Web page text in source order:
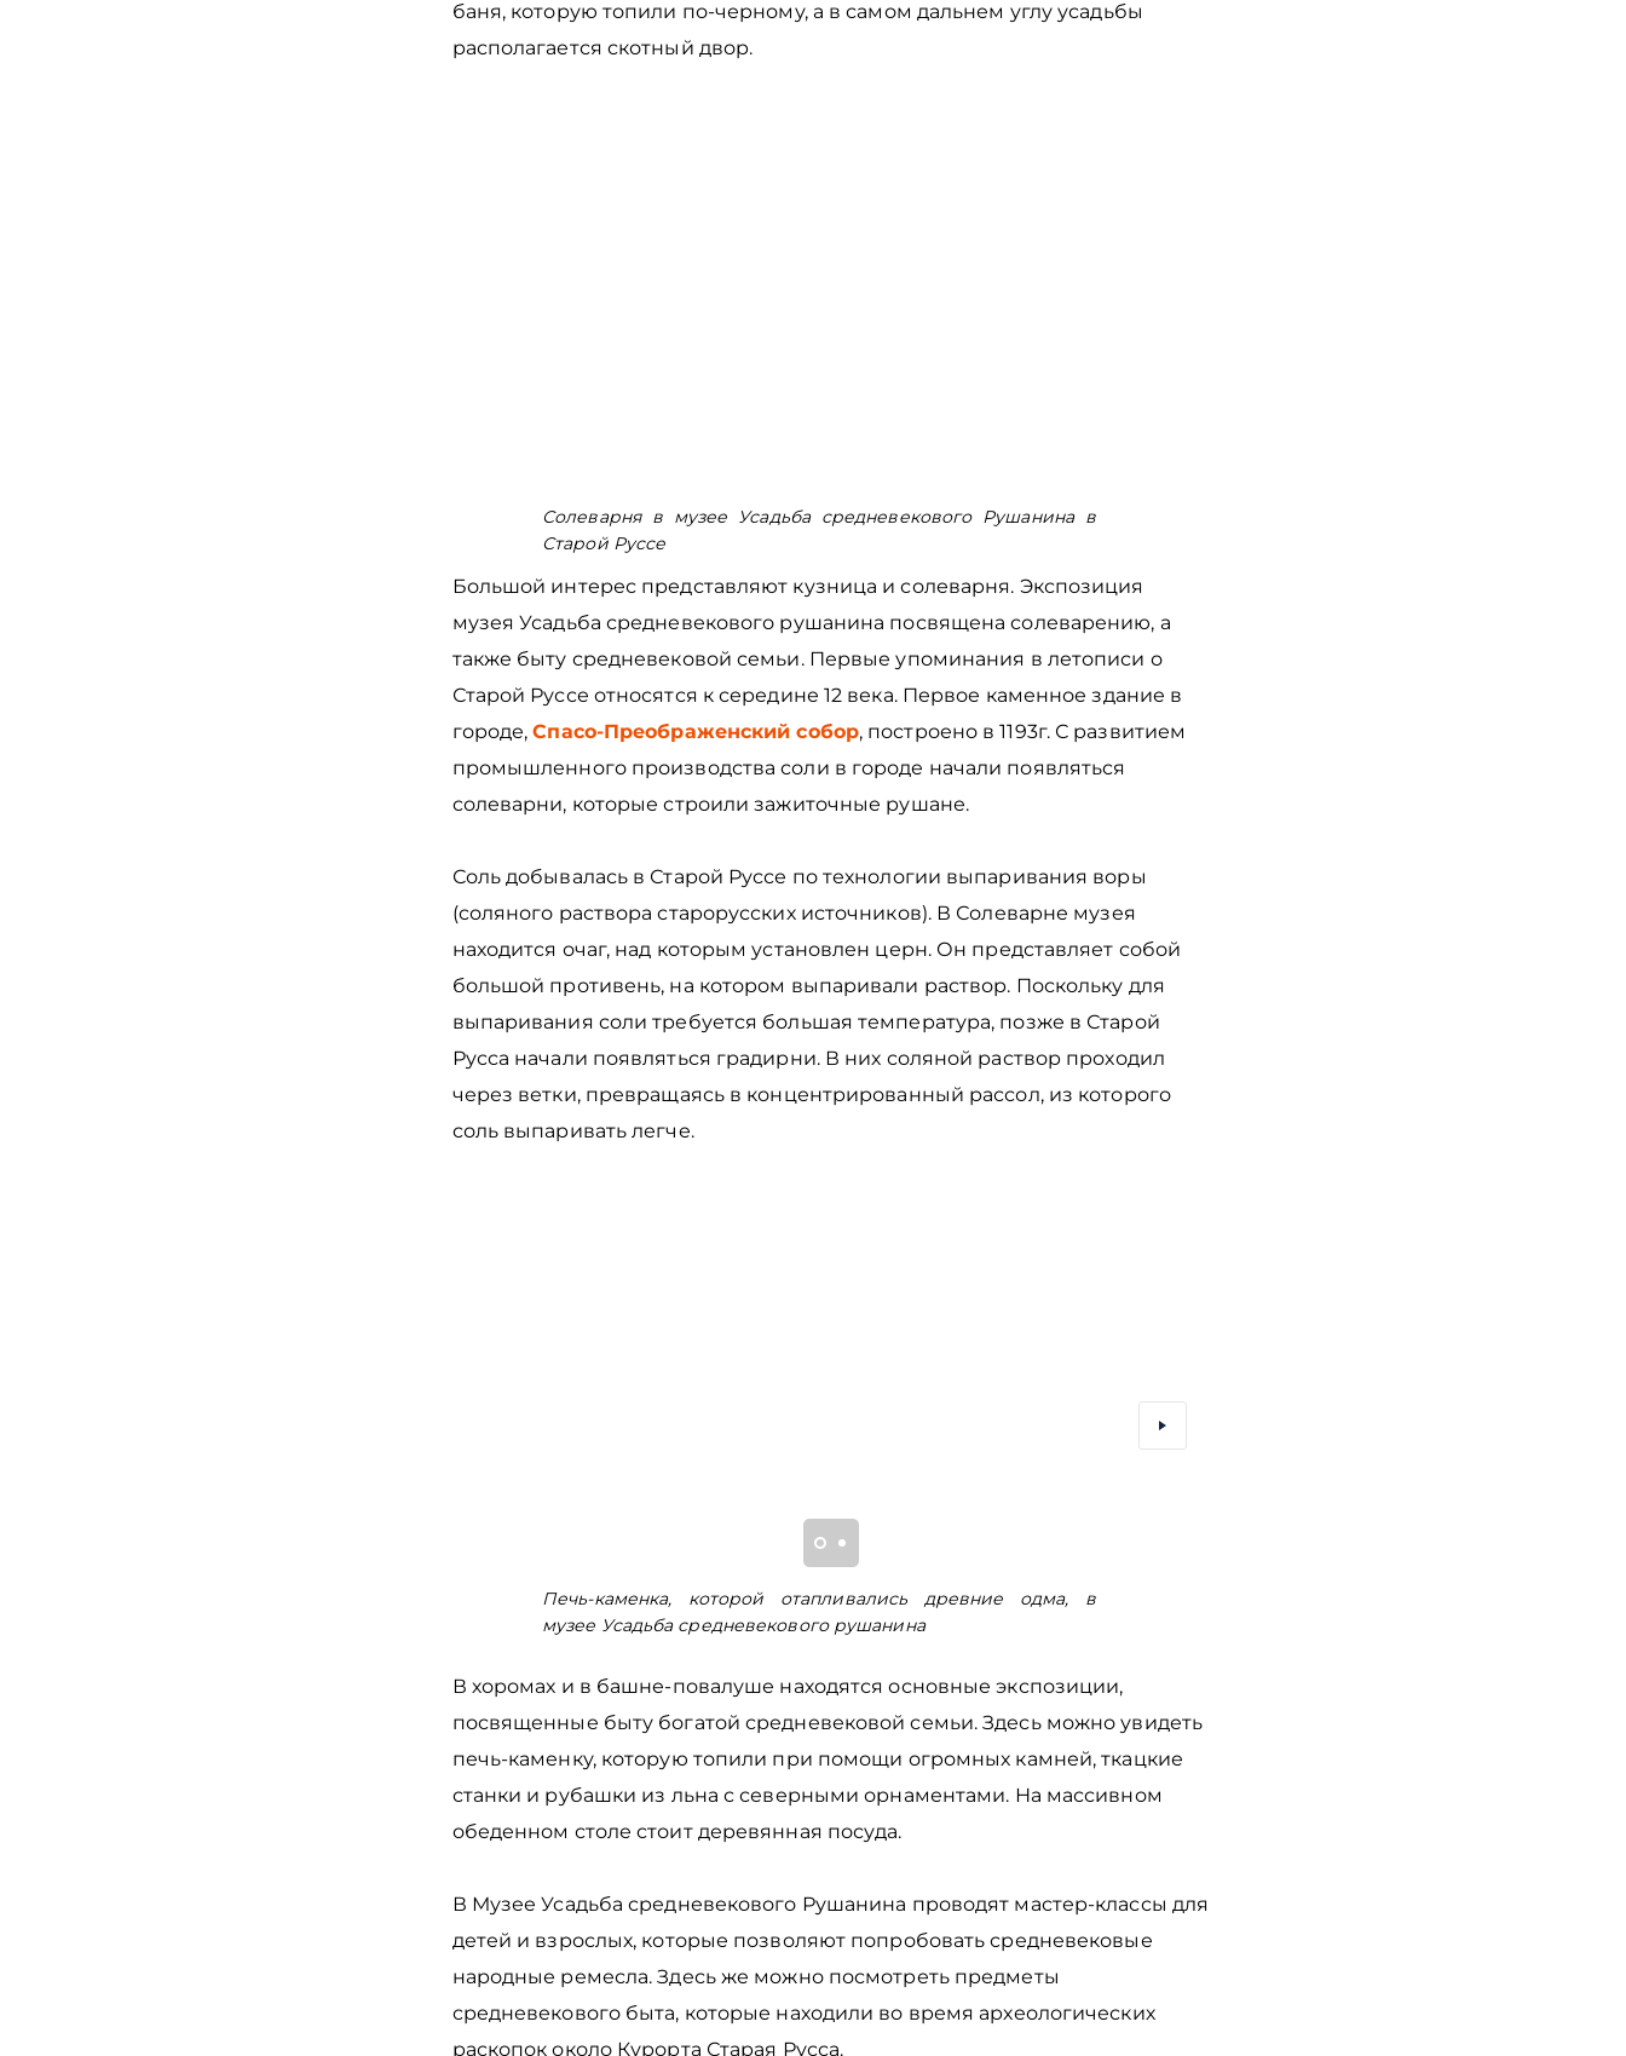
баня, которую топили по-черному, а в самом дальнем углу усадьбы
располагается скотный двор.
Солеварня в музее Усадьба средневекового Рушанина в
Старой Руссе
Большой интерес представляют кузница и солеварня. Экспозиция
музея Усадьба средневекового рушанина посвящена солеварению, а
также быту средневековой семьи. Первые упоминания в летописи о
Старой Руссе относятся к середине 12 века. Первое каменное здание в
городе,Спасо-Преображенский собор, построено в 1193г. С развитием
промышленного производства соли в городе начали появляться
солеварни, которые строили зажиточные рушане.
Соль добывалась в Старой Руссе по технологии выпаривания воры
(соляного раствора старорусских источников). В Солеварне музея
находится очаг, над которым установлен церн. Он представляет собой
большой противень, на котором выпаривали раствор. Поскольку для
выпаривания соли требуется большая температура, позже в Старой
Русса начали появляться градирни. В них соляной раствор проходил
через ветки, превращаясь в концентрированный рассол, из которого
соль выпаривать легче.
Печь-каменка, которой отапливались древние одма, в
музее Усадьба средневекового рушанина
В хоромах и в башне-повалуше находятся основные экспозиции,
посвященные быту богатой средневековой семьи. Здесь можно увидеть
печь-каменку, которую топили при помощи огромных камней, ткацкие
станки и рубашки из льна с северными орнаментами. На массивном
обеденном столе стоит деревянная посуда.
В Музее Усадьба средневекового Рушанина проводят мастер-классы для
детей и взрослых, которые позволяют попробовать средневековые
народные ремесла. Здесь же можно посмотреть предметы
средневекового быта, которые находили во время археологических
раскопок около Курорта Старая Русса.